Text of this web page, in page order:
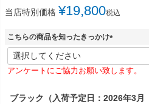
当店特別価格 ¥19,800税込
こちらの商品を知ったきっかけ
(
須
アンケートにご協力お願い致します。
ブラック（入荷予定日：2026年3月